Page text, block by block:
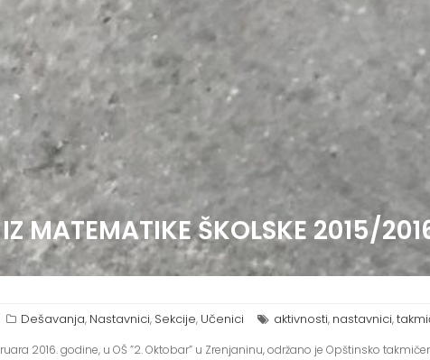
MATEMATIKE ŠKOLSKE 2015/
Dešavanja, Nastavnici, Sekcije, Učenici aktivnosti, nastavnici,
2016. godine, u OŠ ”2. Oktobar” u Zrenjaninu, održano je Opštinsko